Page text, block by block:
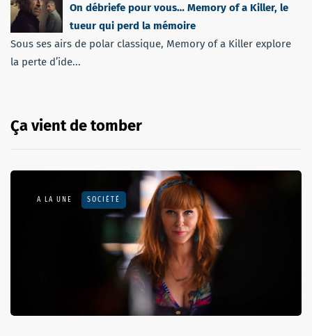
On débriefe pour vous… Memory of a Killer, le
tueur qui perd la mémoire
Sous ses airs de polar classique, Memory of a Killer explore
la perte d’ide...
Ça vient de tomber
A LA UNE SOCIÉTÉ